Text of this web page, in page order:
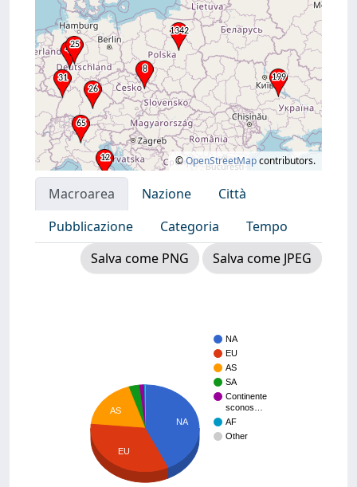
©OpenStreetMapcontributors.
Macroarea Nazione
Città
Pubblicazione
Categoria
Tempo
Salva come PNG
Salva come JPEG
NA
EU
AS
SA
Continente
sconos…
AF
Other
NA
AS
EU